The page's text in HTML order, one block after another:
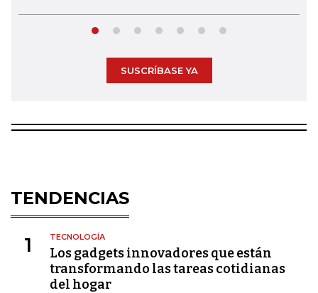
SUSCRÍBASE YA
TENDENCIAS
1 TECNOLOGÍA
Los gadgets innovadores que están
transformando las tareas cotidianas
del hogar